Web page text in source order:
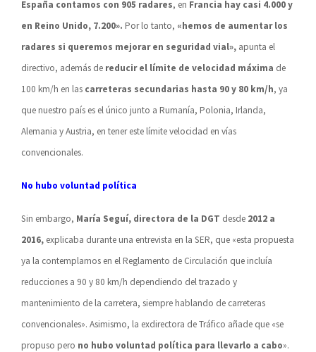
España contamos con 905 radares, en Francia hay casi 4.000 y
en Reino Unido, 7.200». Por lo tanto, «hemos de aumentar los
radares si queremos mejorar en seguridad vial», apunta el
directivo, además de reducir el límite de velocidad máxima de
100 km/h en las carreteras secundarias hasta 90 y 80 km/h, ya
que nuestro país es el único junto a Rumanía, Polonia, Irlanda,
Alemania y Austria, en tener este límite velocidad en vías
convencionales.
No hubo voluntad política
Sin embargo, María Seguí, directora de la DGT desde 2012 a
2016, explicaba durante una entrevista en la SER, que «esta propuesta
ya la contemplamos en el Reglamento de Circulación que incluía
reducciones a 90 y 80 km/h dependiendo del trazado y
mantenimiento de la carretera, siempre hablando de carreteras
convencionales». Asimismo, la exdirectora de Tráfico añade que «se
propuso pero no hubo voluntad política para llevarlo a cabo».